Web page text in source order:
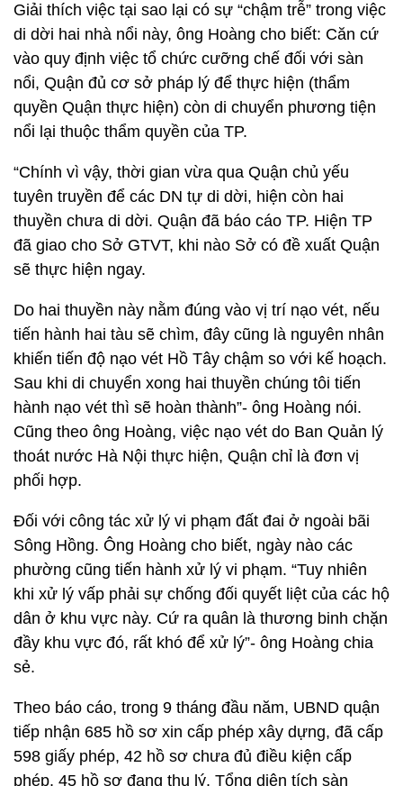
Giải thích việc tại sao lại có sự “chậm trễ” trong việc
di dời hai nhà nổi này, ông Hoàng cho biết: Căn cứ
vào quy định việc tổ chức cưỡng chế đối với sàn
nổi, Quận đủ cơ sở pháp lý để thực hiện (thẩm
quyền Quận thực hiện) còn di chuyển phương tiện
nổi lại thuộc thẩm quyền của TP.
“Chính vì vậy, thời gian vừa qua Quận chủ yếu
tuyên truyền để các DN tự di dời, hiện còn hai
thuyền chưa di dời. Quận đã báo cáo TP. Hiện TP
đã giao cho Sở GTVT, khi nào Sở có đề xuất Quận
sẽ thực hiện ngay.
Do hai thuyền này nằm đúng vào vị trí nạo vét, nếu
tiến hành hai tàu sẽ chìm, đây cũng là nguyên nhân
khiến tiến độ nạo vét Hồ Tây chậm so với kế hoạch.
Sau khi di chuyển xong hai thuyền chúng tôi tiến
hành nạo vét thì sẽ hoàn thành”- ông Hoàng nói.
Cũng theo ông Hoàng, việc nạo vét do Ban Quản lý
thoát nước Hà Nội thực hiện, Quận chỉ là đơn vị
phối hợp.
Đối với công tác xử lý vi phạm đất đai ở ngoài bãi
Sông Hồng. Ông Hoàng cho biết, ngày nào các
phường cũng tiến hành xử lý vi phạm. “Tuy nhiên
khi xử lý vấp phải sự chống đối quyết liệt của các hộ
dân ở khu vực này. Cứ ra quân là thương binh chặn
đầy khu vực đó, rất khó để xử lý”- ông Hoàng chia
sẻ.
Theo báo cáo, trong 9 tháng đầu năm, UBND quận
tiếp nhận 685 hồ sơ xin cấp phép xây dựng, đã cấp
598 giấy phép, 42 hồ sơ chưa đủ điều kiện cấp
phép, 45 hồ sơ đang thụ lý. Tổng diện tích sàn